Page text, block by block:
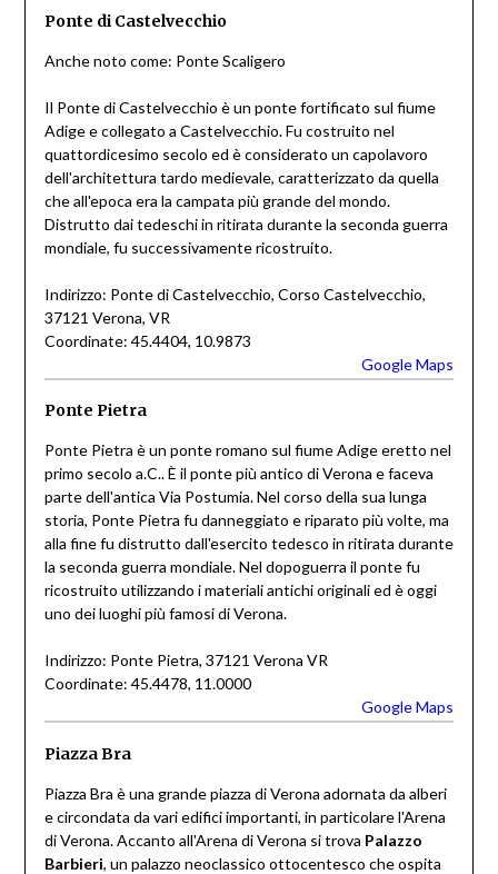
Ponte di Castelvecchio
Anche noto come: Ponte Scaligero
Il Ponte di Castelvecchio è un ponte fortificato sul fiume
Adige e collegato a Castelvecchio. Fu costruito nel
quattordicesimo secolo ed è considerato un capolavoro
dell'architettura tardo medievale, caratterizzato da quella
che all'epoca era la campata più grande del mondo.
Distrutto dai tedeschi in ritirata durante la seconda guerra
mondiale, fu successivamente ricostruito.
Indirizzo: Ponte di Castelvecchio, Corso Castelvecchio,
37121 Verona, VR
Coordinate: 45.4404, 10.9873
Google Maps
Ponte Pietra
Ponte Pietra è un ponte romano sul fiume Adige eretto nel
primo secolo a.C.. È il ponte più antico di Verona e faceva
parte dell'antica Via Postumia. Nel corso della sua lunga
storia, Ponte Pietra fu danneggiato e riparato più volte, ma
alla fine fu distrutto dall'esercito tedesco in ritirata durante
la seconda guerra mondiale. Nel dopoguerra il ponte fu
ricostruito utilizzando i materiali antichi originali ed è oggi
uno dei luoghi più famosi di Verona.
Indirizzo: Ponte Pietra, 37121 Verona VR
Coordinate: 45.4478, 11.0000
Google Maps
Piazza Bra
Piazza Bra è una grande piazza di Verona adornata da alberi
e circondata da vari edifici importanti, in particolare l'Arena
di Verona. Accanto all'Arena di Verona si trova Palazzo
Barbieri, un palazzo neoclassico ottocentesco che ospita